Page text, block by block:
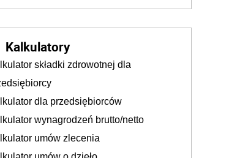
Kalkulatory
składki zdrowotnej dla
dla przedsiębiorców
wynagrodzeń brutto/netto
umów zlecenia